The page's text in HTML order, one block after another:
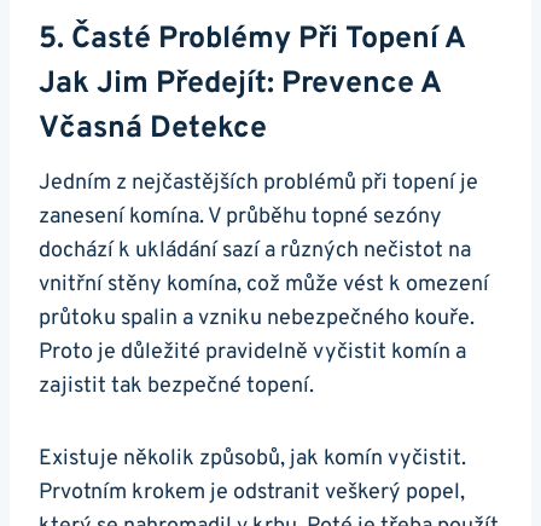
5. Časté Problémy Při Topení A
Jak Jim Předejít: Prevence A
Včasná Detekce
Jedním z nejčastějších problémů při topení je
zanesení komína. V průběhu topné sezóny
dochází k ukládání sazí a různých nečistot na
vnitřní stěny komína, což může vést k omezení
průtoku spalin a vzniku nebezpečného kouře.
Proto je důležité pravidelně vyčistit komín a
zajistit tak bezpečné topení.
Existuje několik způsobů, jak komín vyčistit.
Prvotním krokem je odstranit veškerý popel,